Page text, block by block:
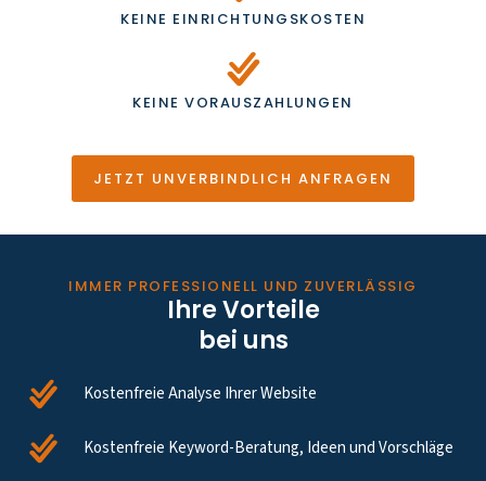
KEINE EINRICHTUNGSKOSTEN
KEINE VORAUSZAHLUNGEN
JETZT UNVERBINDLICH ANFRAGEN
IMMER PROFESSIONELL UND ZUVERLÄSSIG
Ihre Vorteile
bei uns
Kostenfreie Analyse Ihrer Website
Kostenfreie Keyword-Beratung, Ideen und Vorschläge